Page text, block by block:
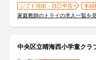
シフト自由・自己申告
未経
家庭教師のトライの求人一覧を
中央区立晴海西小学童クラ